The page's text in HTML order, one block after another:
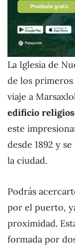
La Iglesia de
de los
viaje a
edificio
este
desde 1892 y
la ciudad.
Podrás
por el puerto,
proximidad.
formada por